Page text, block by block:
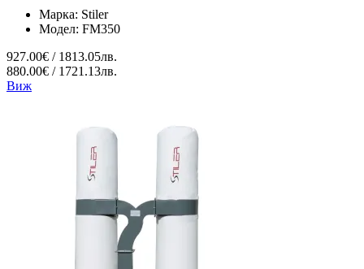
Марка: Stiler
Модел: FM350
927.00€ / 1813.05лв.
880.00€ / 1721.13лв.
Виж